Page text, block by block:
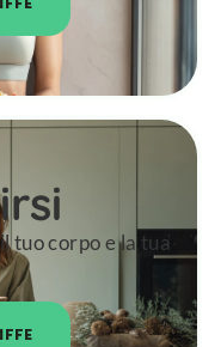
tuo corpo e la tua